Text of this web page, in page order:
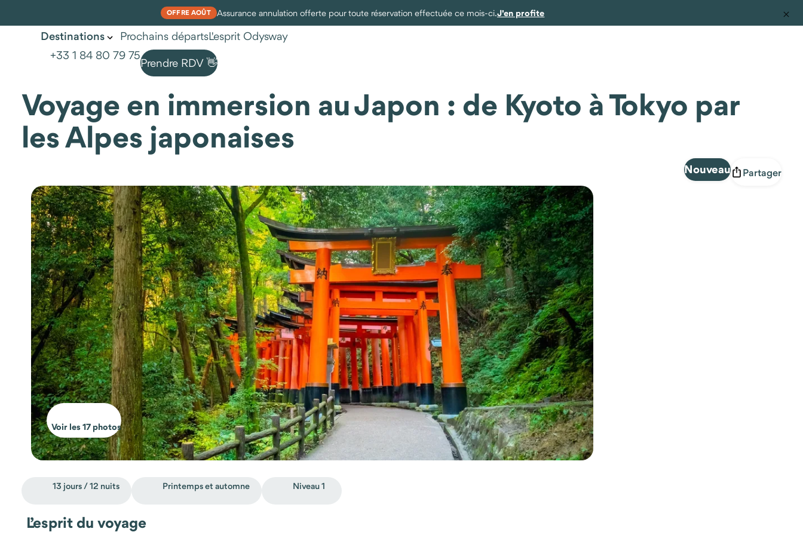
OFFRE AOÛT Assurance annulation offerte pour toute réservation effectuée ce mois-ci.J'en profite
Destinations Prochains départsL'esprit Odysway
+33 1 84 80 79 75Prendre RDV 👋
Voyage en immersion au Japon : de Kyoto à Tokyo par
les Alpes japonaises
Nouveau Partager
Voir les 17 photos
13 jours / 12 nuits Printemps et automne Niveau 1
L’esprit du voyage